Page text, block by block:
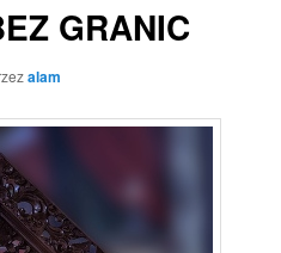
GRANIC
alam